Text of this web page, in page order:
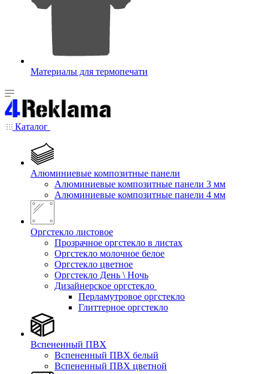
Материалы для термопечати
Каталог
Алюминиевые композитные панели
Алюминиевые композитные панели 3 мм
Алюминиевые композитные панели 4 мм
Оргстекло листовое
Прозрачное оргстекло в листах
Оргстекло молочное белое
Оргстекло цветное
Оргстекло День \ Ночь
Дизайнерское оргстекло
Перламутровое оргстекло
Глиттерное оргстекло
Вспененный ПВХ
Вспененный ПВХ белый
Вспененный ПВХ цветной